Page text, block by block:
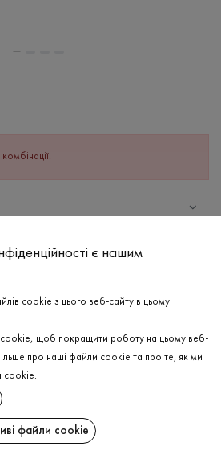
5%
воді (до 30 ° C)
заборонено
низькій температурі
і сушити в пральній машині
є нашим
cookie з цього веб-сайту в цьому
щоб покращити роботу на цьому веб-
про наші файли cookie та про те, як ми
cookie.
файли cookie